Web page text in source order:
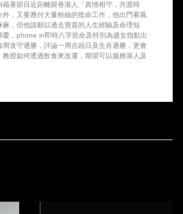
著節目近距離跟香港人「真情相守，共渡時
，又要應付大量粉絲的批命工作，他出門看風
，但他說願以過去寶貴的人生經驗及命理知
，phone in即時八字批命及特別為盛女指點出
攻守通勝，評論一周吉凶日及生肖通勝，更會
授如何透過飲食來改運，期望可以服務港人及